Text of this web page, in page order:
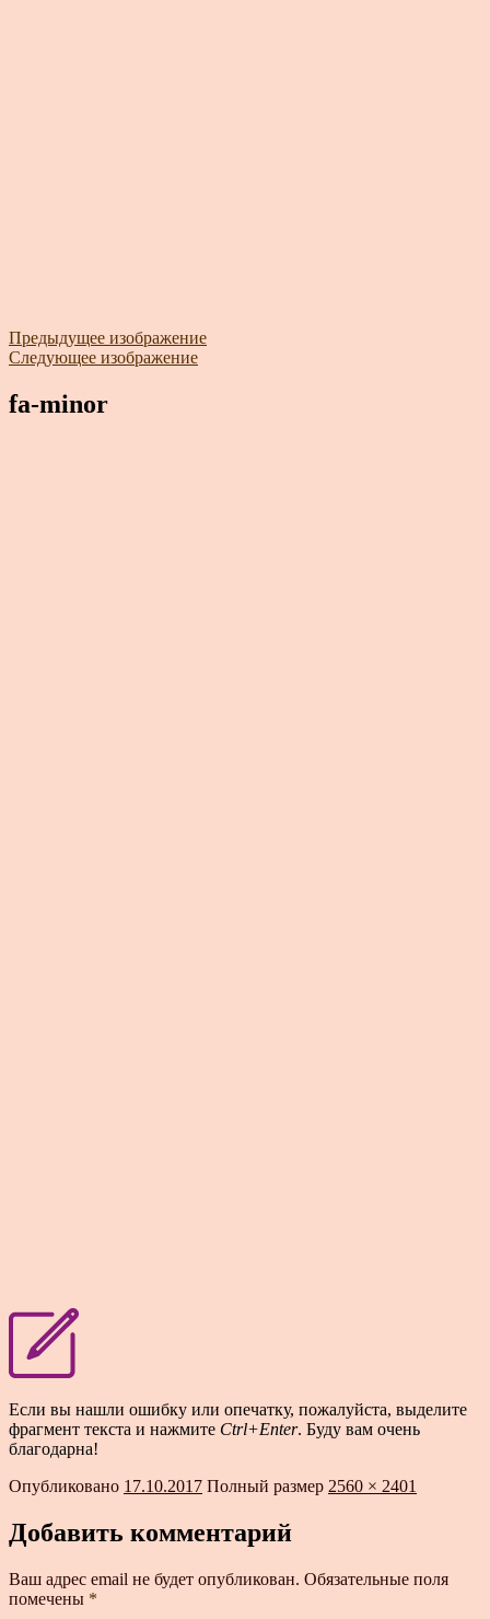
Предыдущее изображение
Следующее изображение
fa-minor
Если вы нашли ошибку или опечатку, пожалуйста, выделите
фрагмент текста и нажмите Ctrl+Enter. Буду вам очень
благодарна!
Опубликовано 17.10.2017 Полный размер 2560 × 2401
Добавить комментарий
Ваш адрес email не будет опубликован. Обязательные поля
помечены *